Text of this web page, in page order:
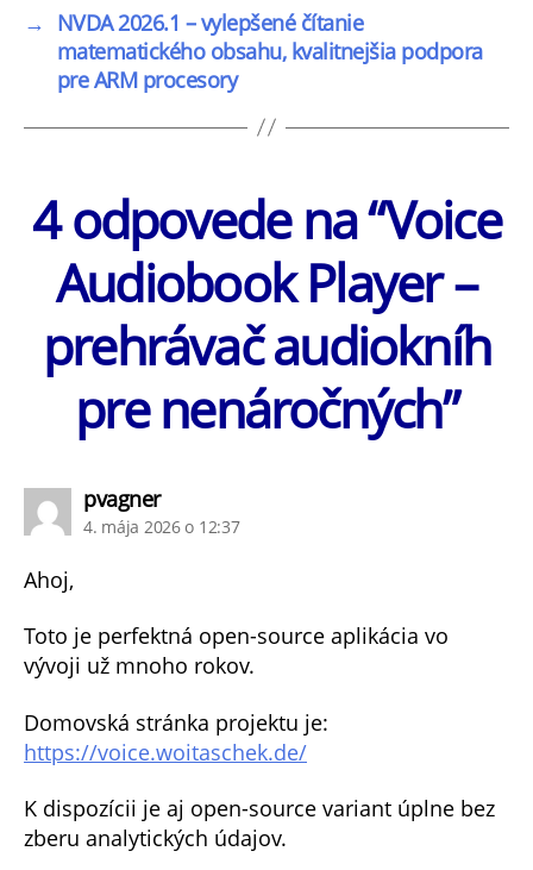
→ NVDA 2026.1 – vylepšené čítanie
matematického obsahu, kvalitnejšia podpora
pre ARM procesory
4 odpovede na “Voice
Audiobook Player –
prehrávač audiokníh
pre nenáročných”
pvagnerhovorí:
4. mája 2026 o 12:37
Ahoj,
Toto je perfektná open-source aplikácia vo
vývoji už mnoho rokov.
Domovská stránka projektu je:
https://voice.woitaschek.de/
K dispozícii je aj open-source variant úplne bez
zberu analytických údajov.